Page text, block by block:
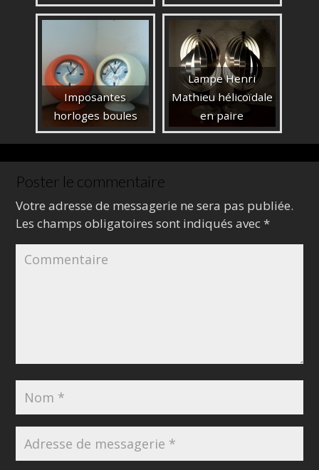
Imposantes
horloges boules
Lampe Henri
Mathieu hélicoïdale
en paire
Poster le commentaire
Votre adresse de messagerie ne sera pas publiée.
Les champs obligatoires sont indiqués avec*